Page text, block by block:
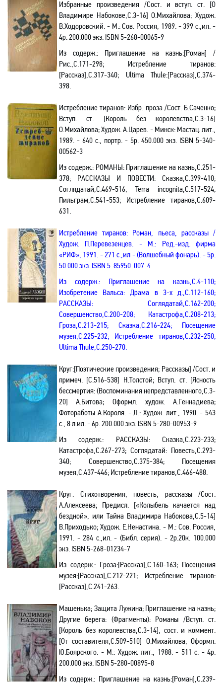
Избранные произведения /Сост. и вступ. ст. [О
Владимире Набокове,С.3-16] О.Михайлова; Худож.
В.Ходоровский. - М.: Сов. Россия, 1989. - 399 с.,ил. -
4р. 200.000 экз. ISBN 5-268-00065-9
Из содерж.: Приглашение на казнь:[Роман] /
Рис.,С.171-298; Истребление тиранов:
[Рассказ],С.317-340; Ultima Thule:[Рассказ],С.374-
398.
Истребление тиранов: Избр. проза /Сост. Б.Саченко;
Вступ. ст. [Король без королевства,С.3-16]
О.Михайлова; Худож. А.Царев. - Минск: Мастац. лит.,
1989. - 640 с., портр. - 5р. 450.000 экз. ISBN 5-340-
00562-3
Из содерж.:РОМАНЫ: Приглашение на казнь,С.251-
378; РАССКАЗЫ И ПОВЕСТИ: Сказка,С.399-410;
Соглядатай,С.469-516; Terra incognita,С.517-524;
Пильграм,С.541-553; Истребление тиранов,С.609-
631.
Истребление тиранов: Роман, пьеса, рассказы /
Худож. П.Перевезенцев. - М.: Ред.-изд. фирма
«РИФ», 1991. - 271 с.,ил - (Волшебный фонарь). - 5р.
50.000 экз. ISBN 5-85950-007-4
Из содерж.:Приглашение на казнь,С.4-110;
Изобретение Вальса: Драма в 3-х д.,С.112-160;
РАССКАЗЫ: Соглядатай,С.162-200;
Совершенство,С.200-208; Катастрофа,С.208-213;
Гроза,С.213-215; Сказка,С.216-224; Посещение
музея,С.225-232; Истребление тиранов,С.232-250;
Ultima Thule,С.250-270.
Круг:[Поэтические произведения; Рассказы] /Сост. и
примеч. [С.516-538] Н.Толстой; Вступ. ст. [Ясность
бессмертия: (Воспоминания непредставленного,С.3-
20] А.Битова; Оформл. худож. А.Геннадиева;
Фотоработы А.Короля. - Л.: Худож. лит., 1990. - 543
с., 8 л.ил. - 6р. 200.000 экз. ISBN 5-280-00953-9
Из содерж.: РАССКАЗЫ: Сказка,С.223-233;
Катастрофа,С.267-273; Соглядатай: Повесть,С.293-
340; Совершенство,С.375-384; Посещения
музея,С.437-446; Истребление тиранов,С.466-488.
Круг: Стихотворения, повесть, рассказы /Сост.
А.Алексеева; Предисл. [«Колыбель качается над
бездной», или Тайна Владимира Набокова,С.5-14]
В.Приходько; Худож. Е.Ненастина. - М.: Сов. Россия,
1991. - 284 с.,ил. - (Библ. серия). - 2р.20к. 100.000
экз. ISBN 5-268-01234-7
Из содерж.: Гроза:[Рассказ],С.160-163; Посещения
музея:[Рассказ],С.212-221; Истребление тиранов:
[Рассказ],С.241-263.
Машенька; Защита Лужина; Приглашение на казнь;
Другие берега: (Фрагменты): Романы /Вступ. ст.
[Король без королевства,С.3-14], сост. и коммент.
[От составителя,С.509-510] О.Михайлова; Оформл.
Ю.Боярского. - М.: Худож. лит., 1988. - 511 с. - 4р.
200.000 экз. ISBN 5-280-00895-8
Из содерж.: Приглашение на казнь:[Роман],С.239-